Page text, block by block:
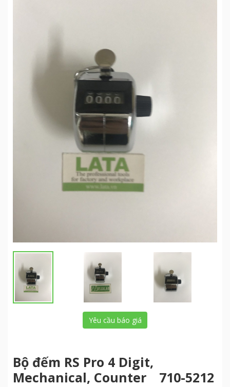
Yêu cầu báo giá
Bộ đếm RS Pro 4 Digit,
Mechanical, Counter 710-5212